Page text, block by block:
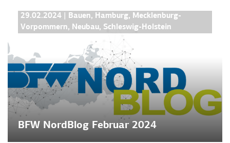
29.02.2024 Bauen, Hamburg, Mecklenburg-
Vorpommern, Neubau, Schleswig-Holstein
BFW NordBlog Februar 2024